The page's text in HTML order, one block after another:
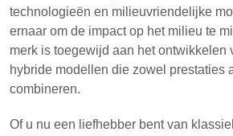
technologieën en milieuvriendelijke
ernaar om de impact op het milieu te
merk is toegewijd aan het ontwikkelen
hybride modellen die zowel prestaties
combineren.
Of u nu een liefhebber bent van